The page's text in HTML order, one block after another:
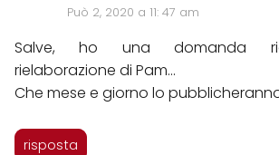
Può 2, 2020 a 11: 47 am
Salve, ho una domanda
rielaborazione di Pam...
Che mese e giorno lo
risposta